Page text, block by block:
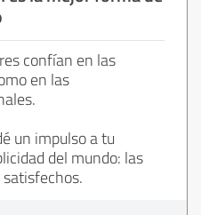
confían en las
en las
un impulso a tu
del mundo: las